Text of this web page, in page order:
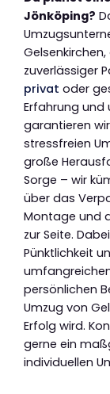
Jönköping?
zuverlässiger
privat oder
Erfahrung und
garantieren
stressfreien
große
Sorge – wir
über das
Montage und
zur Seite.
Pünktlichkeit
persönlichen
Umzug von
Erfolg wird.
gerne ein
individuellen